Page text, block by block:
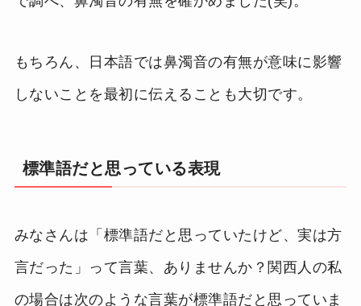
もちろん、日本語では鼻濁音の有無が意味に影響
しないことを最初に伝えることも大切です。
標準語だと思っている表現
みなさんは「標準語だと思っていたけど、実は方
言だった」って言葉、ありませんか？関西人の私
の場合は次のような言葉が標準語だと思っていま